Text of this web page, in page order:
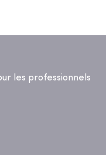
les professionnels